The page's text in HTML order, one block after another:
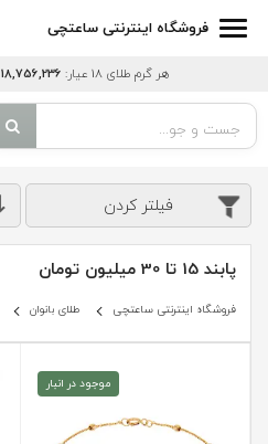
فروشگاه اینترنتی ساعتچی
هر گرم طلای 18 عیار: 18,756,236
فیلتر کردن
پابند 15 تا 30 میلیون تومان
فروشگاه اینترنتی ساعتچی طلای بانوان
موجود در انبار